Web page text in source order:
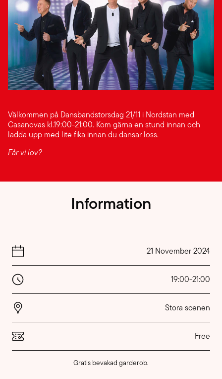
Välkommen på Dansbandstorsdag 21/11 i Nordstan med
Casanovas kl.19:00-21:00. Kom gärna en stund innan och
ladda upp med lite fika innan du dansar loss.
Får vi lov?
Information
21 November 2024
19:00-21:00
Stora scenen
Free
Gratis bevakad garderob.